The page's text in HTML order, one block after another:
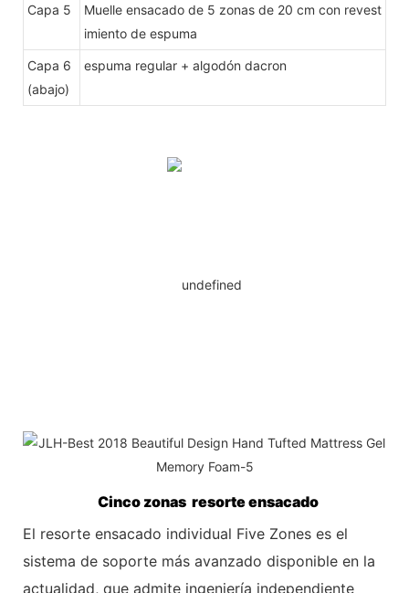
Capa 5
Muelle ensacado de 5 zonas de 20 cm con revest
imiento de espuma
Capa 6
(abajo)
espuma regular + algodón dacron
Cinco zonas resorte ensacado
El resorte ensacado individual Five Zones es el
sistema de soporte más avanzado disponible en la
actualidad, que admite ingeniería independiente